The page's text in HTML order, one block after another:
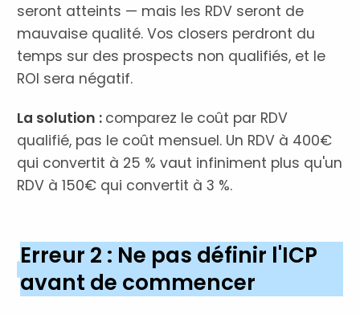
seront atteints — mais les RDV seront de
mauvaise qualité. Vos closers perdront du
temps sur des prospects non qualifiés, et le
ROI sera négatif.
La solution : comparez le coût par RDV
qualifié, pas le coût mensuel. Un RDV à 400€
qui convertit à 25 % vaut infiniment plus qu'un
RDV à 150€ qui convertit à 3 %.
Erreur 2 : Ne pas définir l'ICP
avant de commencer